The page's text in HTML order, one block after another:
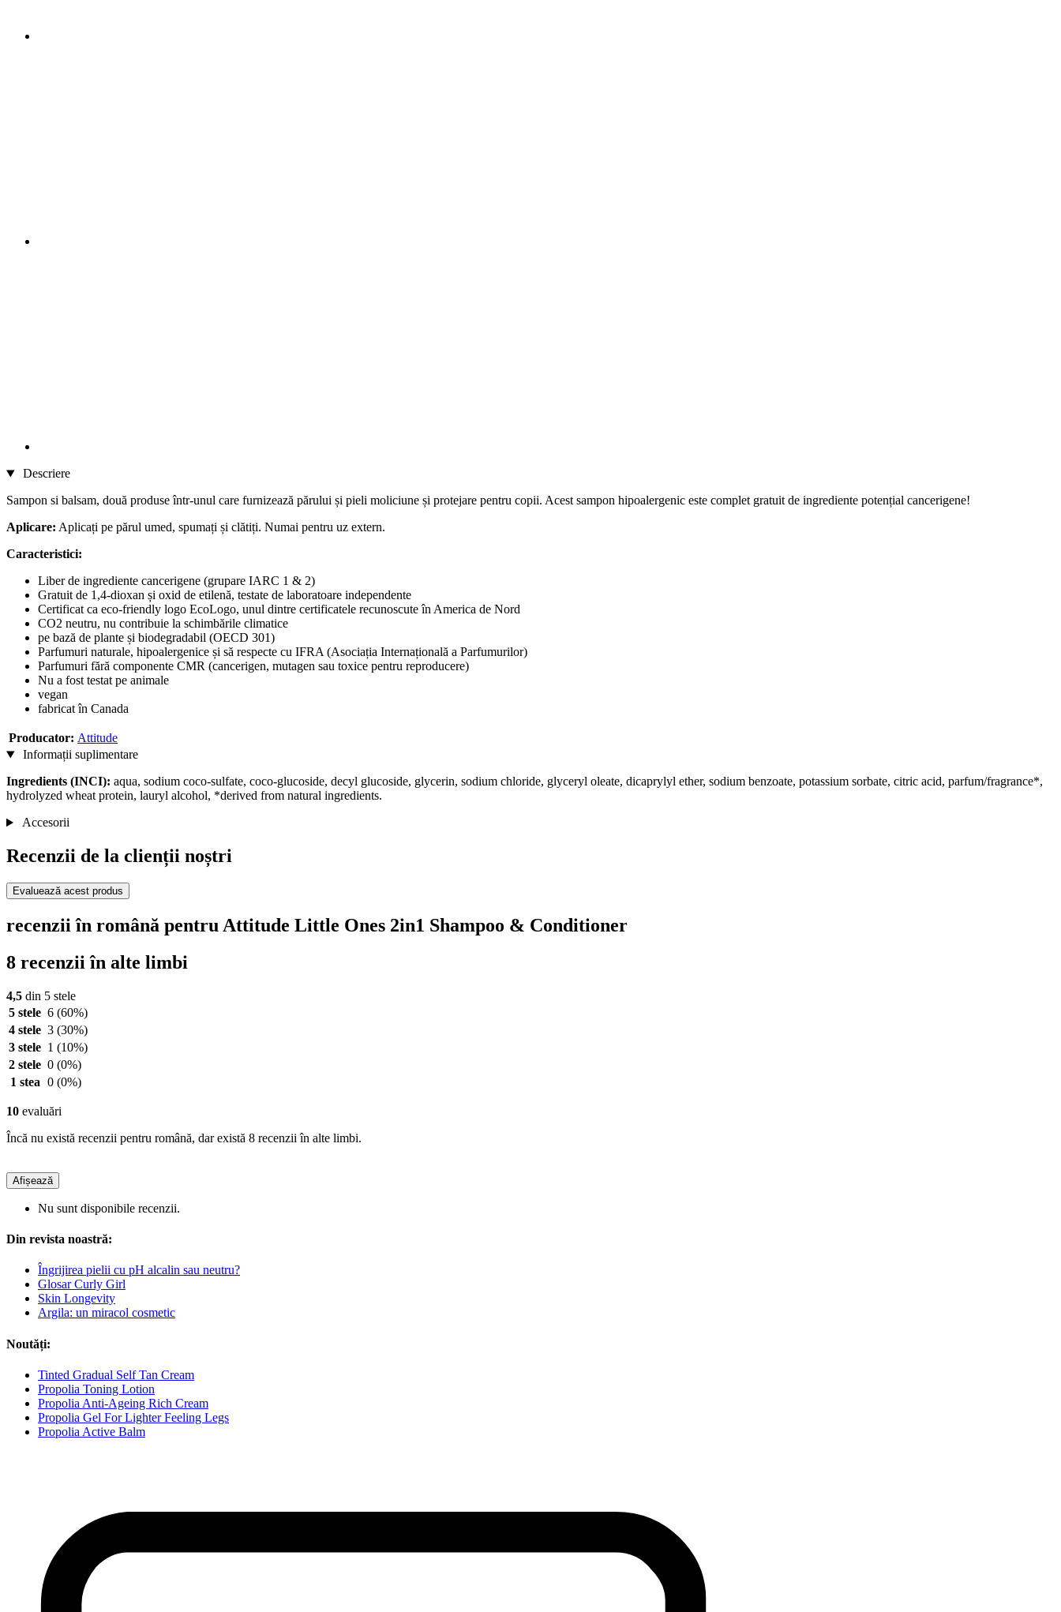
Descriere
Sampon si balsam, două produse într-unul care furnizează părului și pieli moliciune și protejare pentru copii. Acest sampon hipoalergenic este complet gratuit de ingrediente potențial cancerigene!
Aplicare: Aplicați pe părul umed, spumați și clătiți. Numai pentru uz extern.
Caracteristici:
Liber de ingrediente cancerigene (grupare IARC 1 & 2)
Gratuit de 1,4-dioxan și oxid de etilenă, testate de laboratoare independente
Certificat ca eco-friendly logo EcoLogo, unul dintre certificatele recunoscute în America de Nord
CO2 neutru, nu contribuie la schimbările climatice
pe bază de plante și biodegradabil (OECD 301)
Parfumuri naturale, hipoalergenice și să respecte cu IFRA (Asociația Internațională a Parfumurilor)
Parfumuri fără componente CMR (cancerigen, mutagen sau toxice pentru reproducere)
Nu a fost testat pe animale
vegan
fabricat în Canada
Producator: Attitude
Informații suplimentare
Ingredients (INCI): aqua, sodium coco-sulfate, coco-glucoside, decyl glucoside, glycerin, sodium chloride, glyceryl oleate, dicaprylyl ether, sodium benzoate, potassium sorbate, citric acid, parfum/fragrance*,
hydrolyzed wheat protein, lauryl alcohol, *derived from natural ingredients.
Accesorii
Recenzii de la clienții noștri
Evaluează acest produs
recenzii în română pentru Attitude Little Ones 2in1 Shampoo & Conditioner
8 recenzii în alte limbi
4,5 din 5 stele
5 stele 6 (60%)
4 stele 3 (30%)
3 stele 1 (10%)
2 stele 0 (0%)
1 stea 0 (0%)
10 evaluări
Încă nu există recenzii pentru română, dar există 8 recenzii în alte limbi.
Afișează
Nu sunt disponibile recenzii.
Din revista noastră:
Îngrijirea pielii cu pH alcalin sau neutru?
Glosar Curly Girl
Skin Longevity
Argila: un miracol cosmetic
Noutăți:
Tinted Gradual Self Tan Cream
Propolia Toning Lotion
Propolia Anti-Ageing Rich Cream
Propolia Gel For Lighter Feeling Legs
Propolia Active Balm